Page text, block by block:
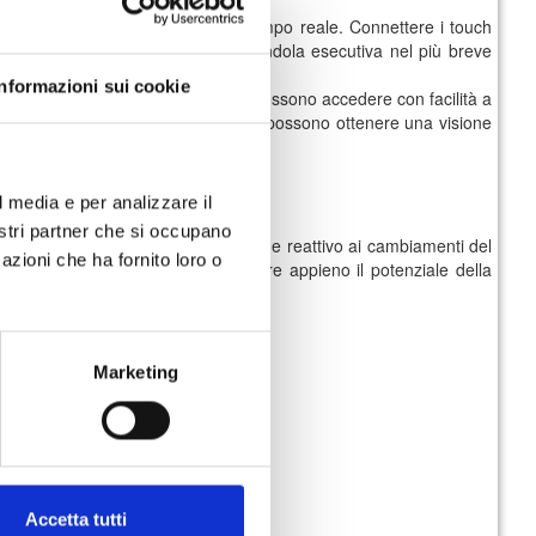
sui cookie
e per analizzare il
partner che si occupano
che ha fornito loro o
Marketing
Accetta tutti
perché ha accesso ai dati in tempo reale. Connettere i touch
un dato in una strategia, rendendola esecutiva nel più breve
experience degli utenti, che possono accedere con facilità a
gli amministratori di sistema possono ottenere una visione
dei flussi operativi.
rendere il business più flessibile e reattivo ai cambiamenti del
azienda che voglia sfruttare appieno il potenziale della